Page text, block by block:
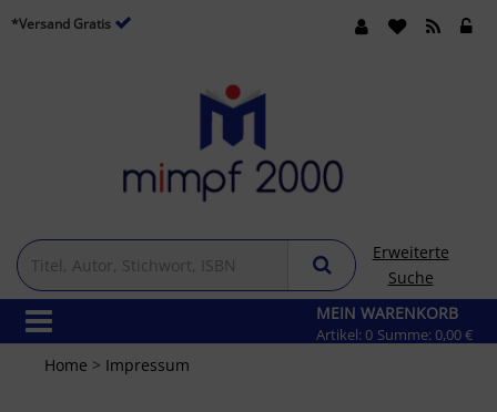
*Versand Gratis
Erweiterte
Suche
MEIN WARENKORB
Artikel: 0 Summe: 0,00 €
Home > Impressum